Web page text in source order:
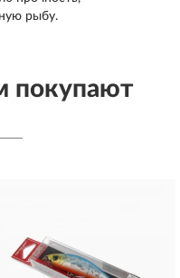
рыбу.
покупают